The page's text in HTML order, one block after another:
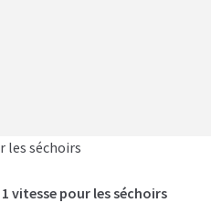
vitesse pour les séchoirs